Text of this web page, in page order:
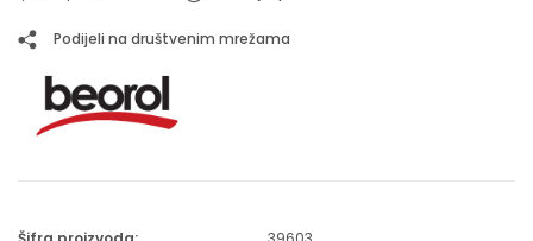
Podijeli na društvenim mrežama